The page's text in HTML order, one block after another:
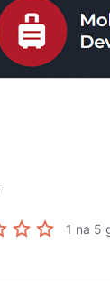
1 na 5